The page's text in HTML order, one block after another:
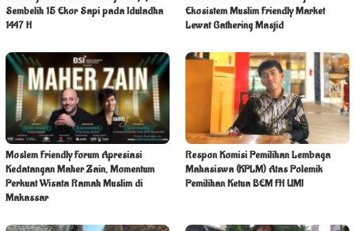
Sembelih 15 Ekor Sapi pada Iduladha
1447 H
Ekosistem Muslim Friendly Market
Lewat Gathering Masjid
Moslem Friendly Forum Apresiasi
Kedatangan Maher Zain, Momentum
Perkuat Wisata Ramah Muslim di
Makassar
Respon Komisi Pemilihan Lembaga
Mahasiswa (KPLM) Atas Polemik
Pemilihan Ketua BEM FH UMI